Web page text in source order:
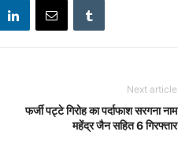
Next article
फर्जी पट्टे गिरोह का पर्दाफाश सरगना नाम
महेंद्र जैन सहित 6 गिरफ्तार